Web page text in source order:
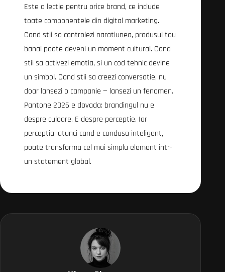
Este o lectie pentru orice brand, ce include
toate componentele din digital marketing.
Cand stii sa controlezi naratiunea, produsul tau
banal poate deveni un moment cultural. Cand
stii sa activezi emotia, si un cod tehnic devine
un simbol. Cand stii sa creezi conversatie, nu
doar lansezi o campanie — lansezi un fenomen.
Pantone 2026 e dovada: brandingul nu e
despre culoare. E despre perceptie. Iar
perceptia, atunci cand e condusa inteligent,
poate transforma cel mai simplu element intr-
un statement global.